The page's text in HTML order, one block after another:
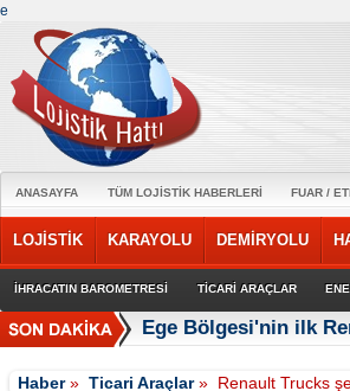
e
ANASAYFA TÜM LOJİSTİK HABERLERİ FUAR /
LOJİSTİK KARAYOLU DEMİRYOLU
İHRACATIN BAROMETRESİ TİCARİ ARAÇLAR
Ege Bölgesi'nin ilk
Haber»Ticari Araçlar» Renault Trucks